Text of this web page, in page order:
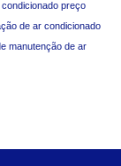
preço
de ar condicionado
manutenção de ar